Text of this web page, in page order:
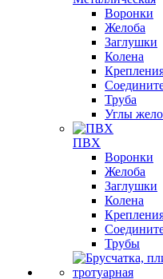
Воронки
Желоба
Заглушки
Колена
Труба
Углы
ПВХ
Воронки
Желоба
Заглушки
Колена
Трубы